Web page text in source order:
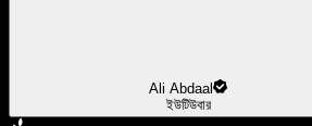
Ali Abdaal
ইউটিউবার